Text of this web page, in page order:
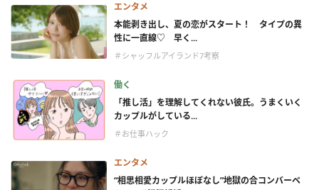
エンタメ
本能剥き出し、夏の恋がスタート！ タイプの異
性に一直線♡ 早く...
＃シャッフルアイランド7考察
働く
「推し活」を理解してくれない彼氏。うまくいく
カップルがしている...
＃お仕事ハック
エンタメ
“相思相愛カップルほぼなし”地獄の合コンバーベ